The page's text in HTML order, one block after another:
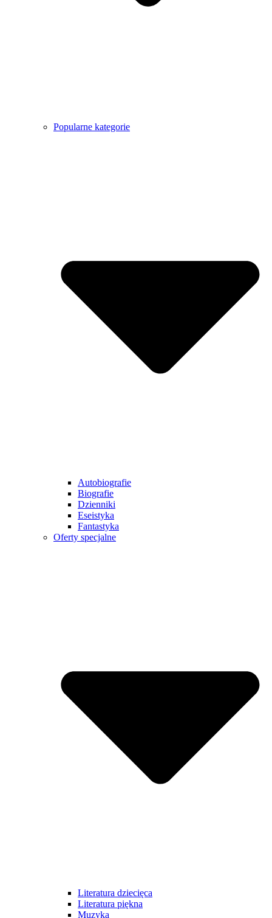
Popularne kategorie
Autobiografie
Biografie
Dzienniki
Eseistyka
Fantastyka
Oferty specjalne
Literatura dziecięca
Literatura piękna
Muzyka